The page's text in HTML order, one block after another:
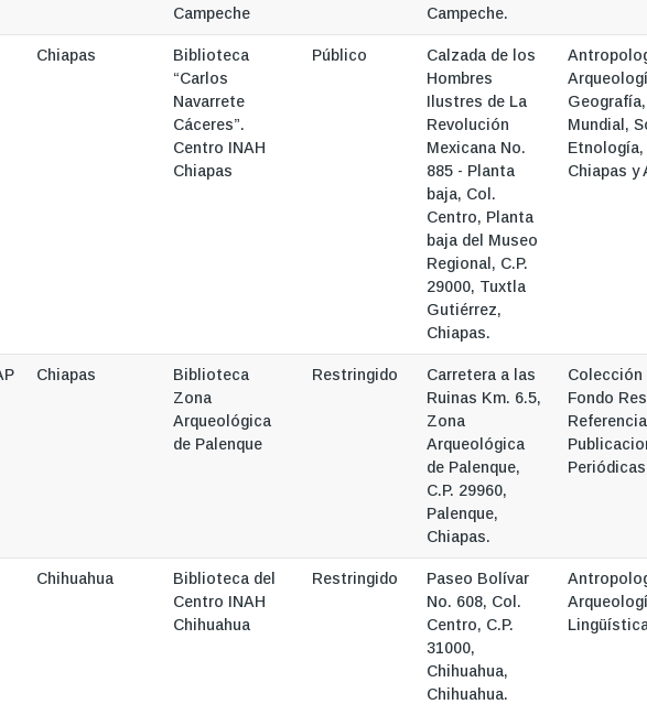
Campeche
Campeche.
Chiapas
Biblioteca
“Carlos
Navarrete
Cáceres”.
Centro INAH
Chiapas
Público
Calzada de los
Hombres
Ilustres de La
Revolución
Mexicana No.
885 - Planta
baja, Col.
Centro, Planta
baja del Museo
Regional, C.P.
29000, Tuxtla
Gutiérrez,
Chiapas.
Mundial,
Chiapas y
Chiapas
Biblioteca
Zona
Arqueológica
de Palenque
Restringido
Carretera a las
Ruinas Km. 6.5,
Zona
Arqueológica
de Palenque,
C.P. 29960,
Palenque,
Chiapas.
Colección
Fondo
Periódicas
Chihuahua
Biblioteca del
Centro INAH
Chihuahua
Restringido
Paseo Bolívar
No. 608, Col.
Centro, C.P.
31000,
Chihuahua,
Chihuahua.